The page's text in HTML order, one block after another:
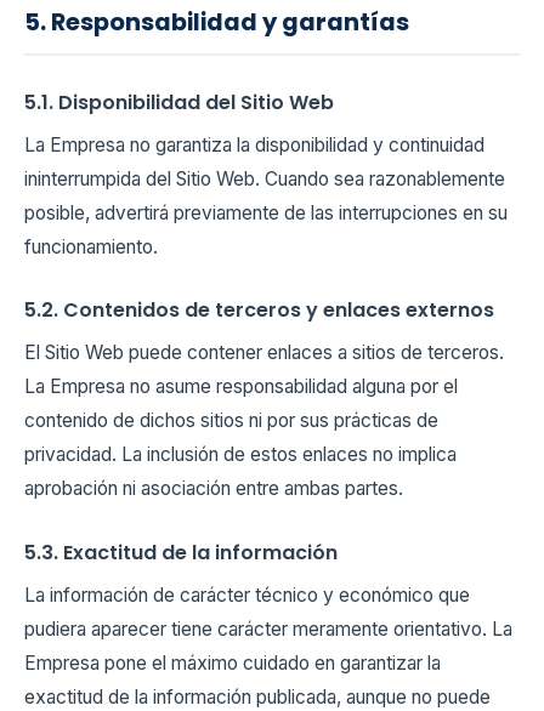
5. Responsabilidad y garantías
5.1. Disponibilidad del Sitio Web
La Empresa no garantiza la disponibilidad y continuidad
ininterrumpida del Sitio Web. Cuando sea razonablemente
posible, advertirá previamente de las interrupciones en su
funcionamiento.
5.2. Contenidos de terceros y enlaces externos
El Sitio Web puede contener enlaces a sitios de terceros.
La Empresa no asume responsabilidad alguna por el
contenido de dichos sitios ni por sus prácticas de
privacidad. La inclusión de estos enlaces no implica
aprobación ni asociación entre ambas partes.
5.3. Exactitud de la información
La información de carácter técnico y económico que
pudiera aparecer tiene carácter meramente orientativo. La
Empresa pone el máximo cuidado en garantizar la
exactitud de la información publicada, aunque no puede